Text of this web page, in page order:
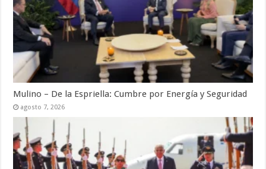
Mulino – De la Espriella: Cumbre por Energía y Seguridad
agosto 7, 2026